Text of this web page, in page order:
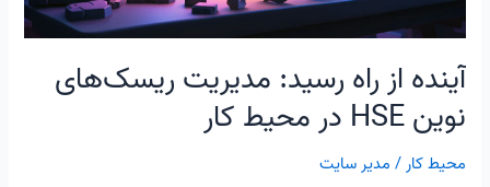
آینده از راه رسید: مدیریت ریسک‌های
نوین HSE در محیط کار
محیط کار/ مدیر سایت
محیط
کار